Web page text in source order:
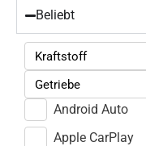
Beliebt
Kraftstoff
Getriebe
Android Auto
Apple CarPlay